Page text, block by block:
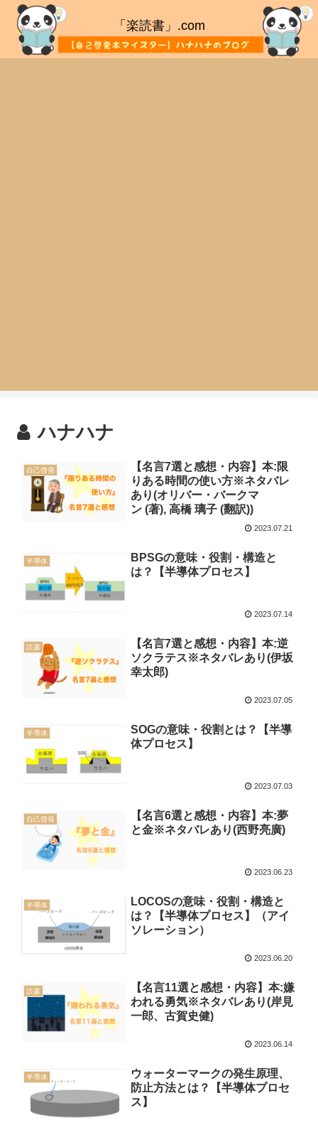
「楽読書」.com
ハナハナ
自己啓発
【名言7選と感想・内容】本:限
りある時間の使い方※ネタバレ
あり(オリバー・バークマ
ン (著), 高橋 璃子 (翻訳))
2023.07.21
半導体
BPSGの意味・役割・構造と
は？【半導体プロセス】
2023.07.14
読書
【名言7選と感想・内容】本:逆
ソクラテス※ネタバレあり(伊坂
幸太郎)
2023.07.05
半導体
SOGの意味・役割とは？【半導
体プロセス】
2023.07.03
自己啓発
【名言6選と感想・内容】本:夢
と金※ネタバレあり(西野亮廣)
2023.06.23
半導体
LOCOSの意味・役割・構造と
は？【半導体プロセス】（アイ
ソレーション）
2023.06.20
読書
【名言11選と感想・内容】本:嫌
われる勇気※ネタバレあり(岸見
一郎、古賀史健)
2023.06.14
半導体
ウォーターマークの発生原理、
防止方法とは？【半導体プロセ
ス】